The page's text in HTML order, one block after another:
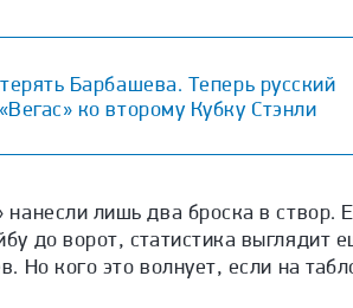
Барбашева. Теперь русский
ко второму Кубку Стэнли
лишь два броска в створ.
до ворот, статистика выглядит
Но кого это волнует, если на